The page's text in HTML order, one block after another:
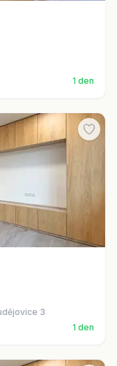
1 den
3
1 den